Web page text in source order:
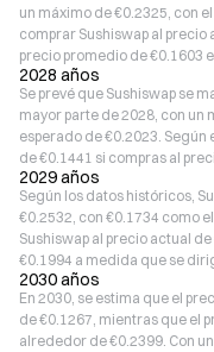
un máximo de €0.2325, con
comprar Sushiswap al precio
precio promedio de €0.1603
2028 años
Se prevé que Sushiswap se
mayor parte de 2028, con un
esperado de €0.2023. Según
de €0.1441 si compras al
2029 años
Según los datos históricos,
€0.2532, con €0.1734 como
Sushiswap al precio actual
€0.1994 a medida que se
2030 años
En 2030, se estima que el
de €0.1267, mientras que el
alrededor de €0.2399. Con